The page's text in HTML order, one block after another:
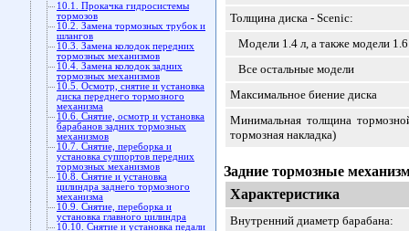
10.1. Прокачка гидросистемы
тормозов
10.2. Замена тормозных трубок и
шлангов
10.3. Замена колодок передних
тормозных механизмов
10.4. Замена колодок задних
тормозных механизмов
10.5. Осмотр, снятие и установка
диска переднего тормозного
механизма
10.6. Снятие, осмотр и установка
барабанов задних тормозных
механизмов
10.7. Снятие, переборка и
установка суппортов передних
тормозных механизмов
10.8. Снятие и установка
цилиндра заднего тормозного
механизма
10.9. Снятие, переборка и
установка главного цилиндра
10.10. Снятие и установка педали
Толщина диска - Scenic:
Модели 1.4 л, а также модели
Все остальные модели
Максимальное биение диска
Минимальная толщина
тормозная накладка)
Задние тормозные
Характеристика
Внутренний диаметр барабана: